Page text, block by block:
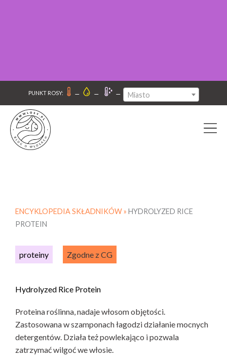
PUNKT ROSY: – – – Miasto
ENCYKLOPEDIA SKŁADNIKÓW » HYDROLYZED RICE
PROTEIN
proteiny Zgodne z CG
Hydrolyzed Rice Protein
Proteina roślinna, nadaje włosom objętości.
Zastosowana w szamponach łagodzi działanie mocnych
detergentów. Działa też powlekająco i pozwala
zatrzymać wilgoć we włosie.